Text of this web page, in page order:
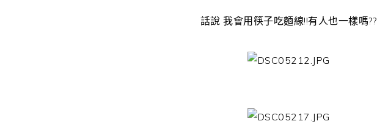
話說 我會用筷子吃麵線!!有人也一樣嗎??